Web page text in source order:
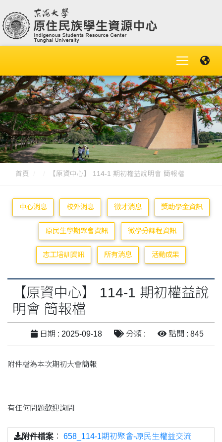
首頁 【原資中心】 114-1 期初權益說明會 簡報檔
中心消息 校外消息 徵才消息 獎助學金資訊
原民生學期聚會資訊 微學分課程資訊
志工培訓資訊 所有消息 活動成果
【原資中心】 114-1 期初權益說
明會 簡報檔
日期 : 2025-09-18 分類 : 點閱 : 845
附件檔為本次期初大會簡報
有任何問題歡迎詢問
附件檔案 ： 658_114-1期初聚會-原民生權益交流